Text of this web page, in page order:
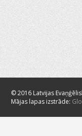
© 2016 Latvijas
Mājas lapas izstrāde: